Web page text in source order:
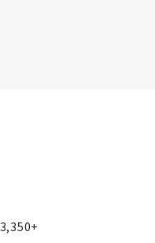
3,350+